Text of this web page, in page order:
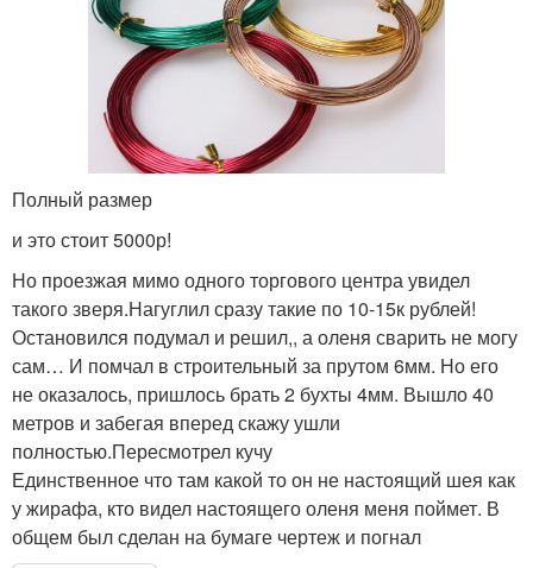
Полный размер
и это стоит 5000р!
Но проезжая мимо одного торгового центра увидел
такого зверя.Нагуглил сразу такие по 10-15к рублей!
Остановился подумал и решил,, а оленя сварить не могу
сам… И помчал в строительный за прутом 6мм. Но его
не оказалось, пришлось брать 2 бухты 4мм. Вышло 40
метров и забегая вперед скажу ушли
полностью.Пересмотрел кучу
Единственное что там какой то он не настоящий шея как
у жирафа, кто видел настоящего оленя меня поймет. В
общем был сделан на бумаге чертеж и погнал